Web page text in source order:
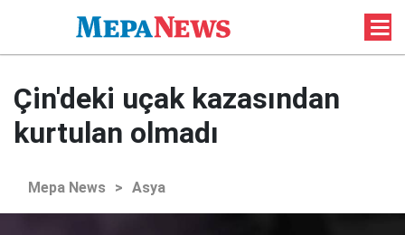
Çin'deki uçak kazasından
kurtulan olmadı
Mepa News > Asya